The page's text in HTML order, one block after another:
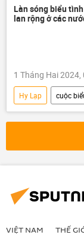
Vladimir Zelensky
xung đột quân sự
Làn sóng biểu
lan rộng ở các
1 Tháng Hai 2024,
Hy Lạp cuộc
Châu Âu
Công nghiệp
VIỆT NAM THẾ